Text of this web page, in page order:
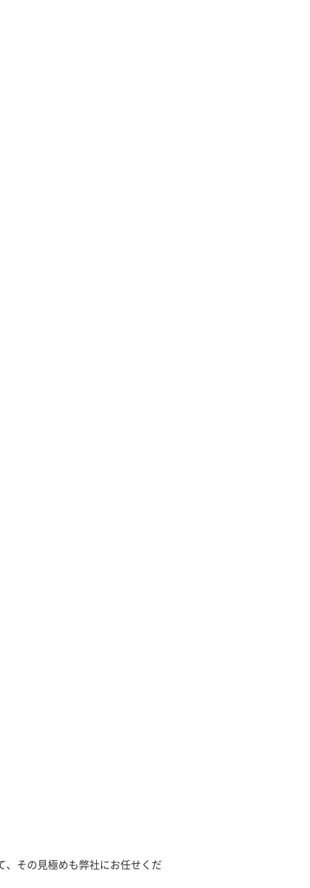
その見極めも弊社にお任せくだ